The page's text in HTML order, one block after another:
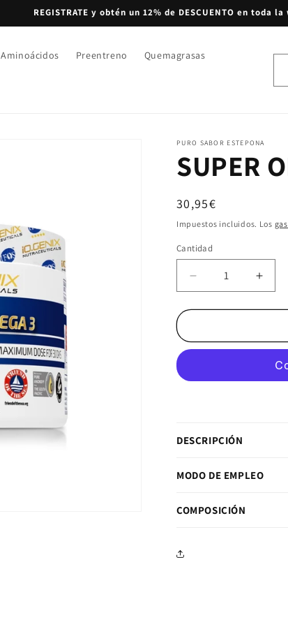
REGISTRATE y obtén un 12% de DESCUENTO en toda la
Aminoácidos Preentreno Quemagrasas
PURO SABOR ESTEPONA
SUPER
Precio habitual
30,95€
Impuestos incluidos. Los
Cantidad
Cantidad
Reducir
DESCRIPCIÓN
MODO DE EMPLEO
COMPOSICIÓN